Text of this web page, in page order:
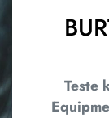
Teste